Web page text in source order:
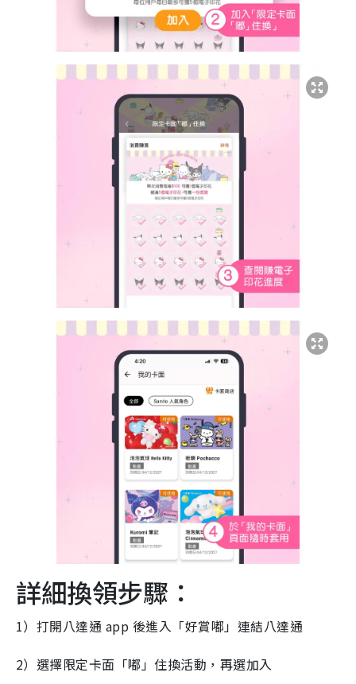
詳細換領步驟：
1）打開八達通 app 後進入「好賞嘟」連結八達通
2）選擇限定卡面「嘟」住換活動，再選加入